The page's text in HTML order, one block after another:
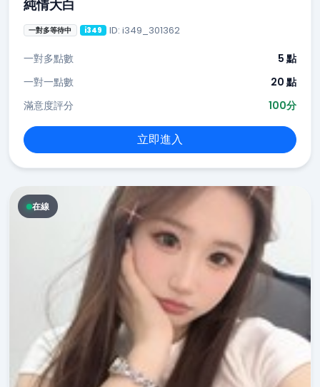
純情大白
一對多等待中 i349 ID: i349_301362
一對多點數
5 點
一對一點數
20 點
滿意度評分
100分
立即進入
在線